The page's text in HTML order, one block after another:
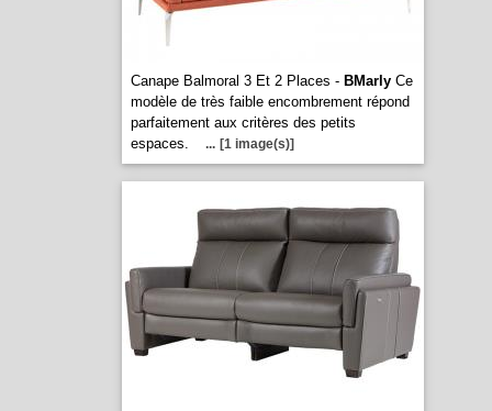
Canape Balmoral 3 Et 2 Places - BMarlyCe
modèle de très faible encombrement répond
parfaitement aux critères des petits
espaces.
... [1 image(s)]